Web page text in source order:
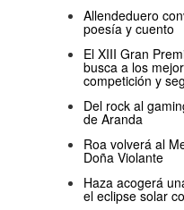
Allendeduero
poesía y cuento
El XIII Gran
busca a los
competición y
Del rock al
de Aranda
Roa volverá al
Doña Violante
Haza acogerá
el eclipse solar